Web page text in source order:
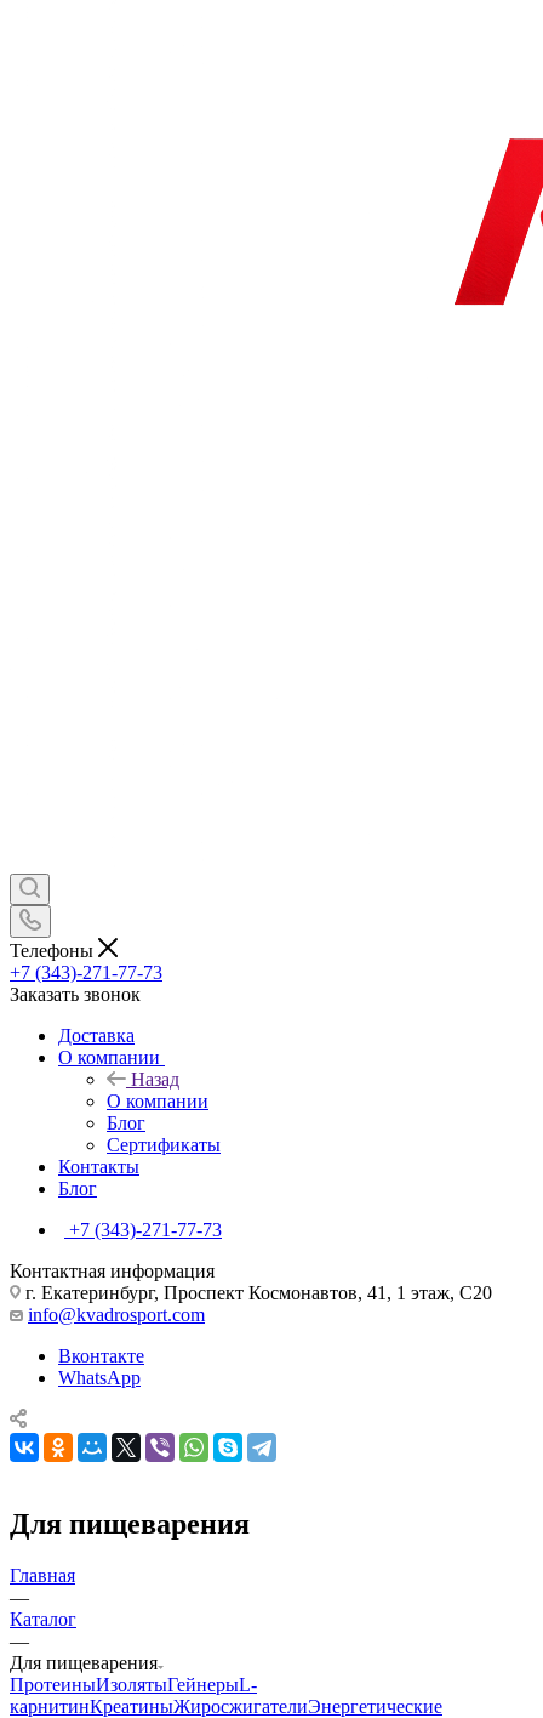
Телефоны
+7 (343)-271-77-73
Заказать звонок
Доставка
О компании
Назад
О компании
Блог
Сертификаты
Контакты
Блог
+7 (343)-271-77-73
Контактная информация
г. Екатеринбург, Проспект Космонавтов, 41, 1 этаж, С20
info@kvadrosport.com
Вконтакте
WhatsApp
Для пищеварения
Главная
—
Каталог
—
Для пищеварения
ПротеиныИзолятыГейнерыL-
карнитинКреатиныЖиросжигателиЭнергетические